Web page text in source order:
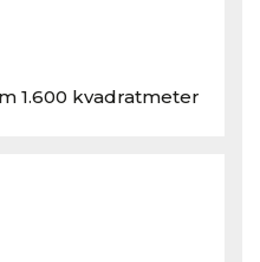
1.600 kvadratmeter